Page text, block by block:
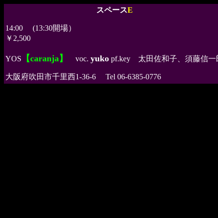
スペースE
14:00 (13:30開場）
￥2,500
YOS 【caranja】 voc. yuko pf.key 太田佐和子、須藤信一
大阪府吹田市千里西1-36-6 Tel 06-6385-0776